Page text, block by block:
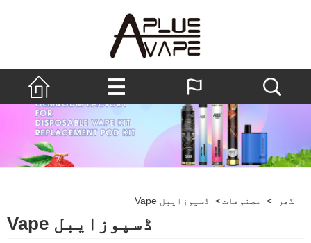
گھر > مصنوعات> ڈسپوزایبل Vape
ڈسپوزایبل Vape